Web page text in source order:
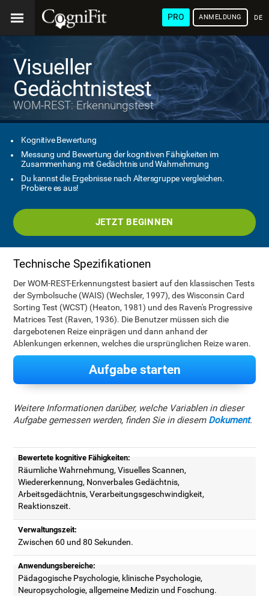
PRO ANMELDUNG
Visueller
Gedächtnistest
WOM-REST: Erkennungstest
Kognitive Bewertung
Messung und Bewertung der kognitiven Fähigkeiten im
Zusammenhang mit Gedächtnis und Wahrnehmung
Du kannst die Ergebnisse nach Altersgruppe vergleichen.
Probiere es aus!
JETZT BEGINNEN
Technische Spezifikationen
Der WOM-REST-Erkennungstest basiert auf den klassischen Tests
der Symbolsuche (WAIS) (Wechsler, 1997), des Wisconsin Card
Sorting Test (WCST) (Heaton, 1981) und des Raven's Progressive
Matrices Test (Raven, 1936). Die Benutzer müssen sich die
dargebotenen Reize einprägen und dann anhand der
Ablenkungen erkennen, welches die ursprünglichen Reize waren.
Aufgabe starten
Weitere Informationen darüber, welche Variablen in dieser
Aufgabe gemessen werden, finden Sie in diesem Dokument.
Bewertete kognitive Fähigkeiten:
Räumliche Wahrnehmung, Visuelles Scannen,
Wiedererkennung, Nonverbales Gedächtnis,
Arbeitsgedächtnis, Verarbeitungsgeschwindigkeit,
Reaktionszeit.
Verwaltungszeit:
Zwischen 60 und 80 Sekunden.
Anwendungsbereiche:
Pädagogische Psychologie, klinische Psychologie,
Neuropsychologie, allgemeine Medizin und Foschung.